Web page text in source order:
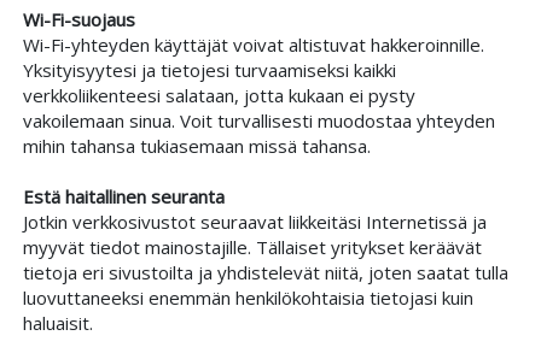
Wi-Fi-suojaus
Wi-Fi-yhteyden käyttäjät voivat altistuvat hakkeroinnille.
Yksityisyytesi ja tietojesi turvaamiseksi kaikki
verkkoliikenteesi salataan, jotta kukaan ei pysty
vakoilemaan sinua. Voit turvallisesti muodostaa yhteyden
mihin tahansa tukiasemaan missä tahansa.
Estä haitallinen seuranta
Jotkin verkkosivustot seuraavat liikkeitäsi Internetissä ja
myyvät tiedot mainostajille. Tällaiset yritykset keräävät
tietoja eri sivustoilta ja yhdistelevät niitä, joten saatat tulla
luovuttaneeksi enemmän henkilökohtaisia tietojasi kuin
haluaisit.